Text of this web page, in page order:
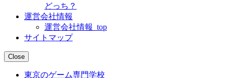
どっち？
運営会社情報
運営会社情報_top
サイトマップ
Close
東京のゲーム専門学校